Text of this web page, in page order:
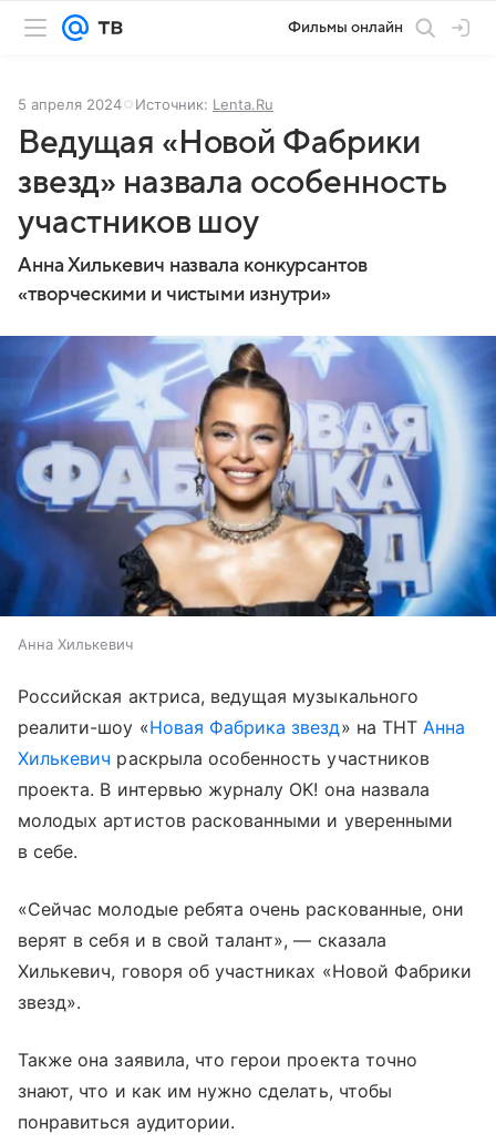
Фильмы онлайн
5 апреля 2024 Источник: Lenta.Ru
Ведущая «Новой Фабрики
звезд» назвала особенность
участников шоу
Анна Хилькевич назвала конкурсантов
«творческими и чистыми изнутри»
Анна Хилькевич
Российская актриса, ведущая музыкального
реалити-шоу «Новая Фабрика звезд» на ТНТ Анна
Хилькевич раскрыла особенность участников
проекта. В интервью журналу OK! она назвала
молодых артистов раскованными и уверенными
в себе.
«Сейчас молодые ребята очень раскованные, они
верят в себя и в свой талант», — сказала
Хилькевич, говоря об участниках «Новой Фабрики
звезд».
Также она заявила, что герои проекта точно
знают, что и как им нужно сделать, чтобы
понравиться аудитории.